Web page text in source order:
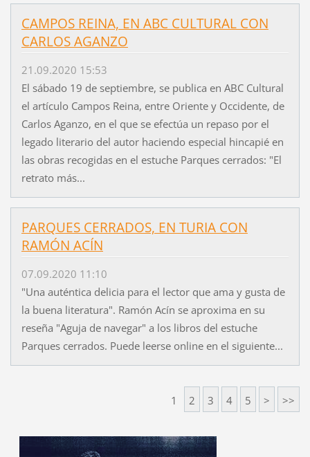
CAMPOS REINA, EN ABC CULTURAL CON
CARLOS AGANZO
21.09.2020 15:53
El sábado 19 de septiembre, se publica en ABC Cultural
el artículo Campos Reina, entre Oriente y Occidente, de
Carlos Aganzo, en el que se efectúa un repaso por el
legado literario del autor haciendo especial hincapié en
las obras recogidas en el estuche Parques cerrados: "El
retrato más...
PARQUES CERRADOS, EN TURIA CON
RAMÓN ACÍN
07.09.2020 11:10
"Una auténtica delicia para el lector que ama y gusta de
la buena literatura". Ramón Acín se aproxima en su
reseña "Aguja de navegar" a los libros del estuche
Parques cerrados. Puede leerse online en el siguiente...
1 2 3 4 5 > >>